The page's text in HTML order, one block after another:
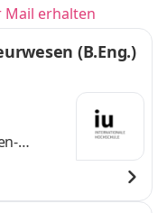
Mail erhalten
(B.Eng.)